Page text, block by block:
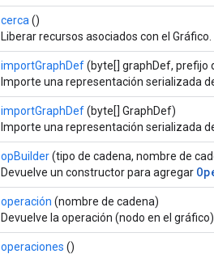
cerca ()
Liberar recursos asociados con el Gráfico.
importGraphDef(byte[] graphDef, prefijo
Importe una representación serializada
importGraphDef(byte[] GraphDef)
Importe una representación serializada
opBuilder(tipo de cadena, nombre de
Devuelve un constructor para agregar
operación (nombre de cadena)
Devuelve la operación (nodo en el
operaciones ()